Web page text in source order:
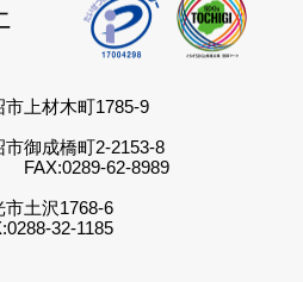
上材木町1785-9
御成橋町2-2153-8
FAX:0289-62-8989
土沢1768-6
32-1185